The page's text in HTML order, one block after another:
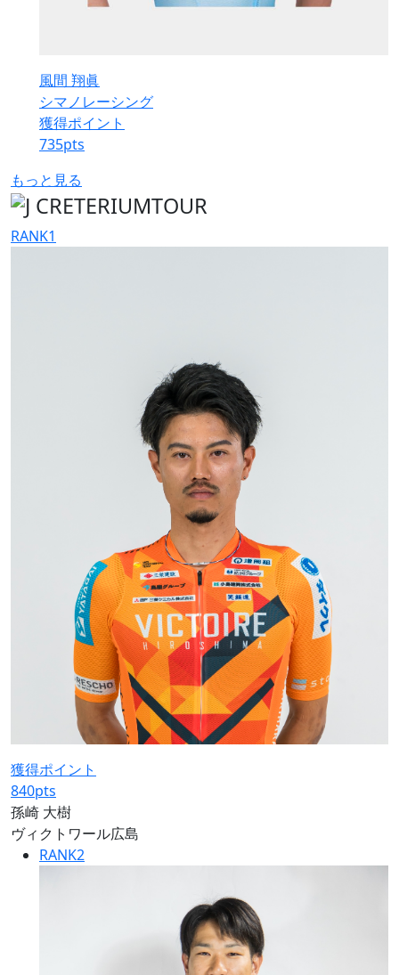
風間 翔眞
シマノレーシング
獲得ポイント
735pts
もっと見る
RANK1
獲得ポイント
840pts
孫崎 大樹
ヴィクトワール広島
RANK2